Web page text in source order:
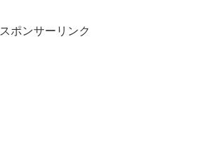
スポンサーリンク